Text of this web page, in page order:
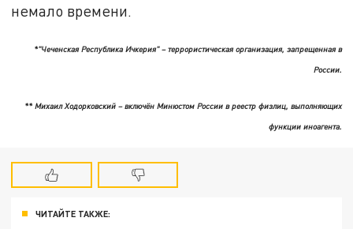
немало времени.
*"Чеченская Республика Ичкерия" – террористическая организация, запрещенная в
России.
** Михаил Ходорковский – включён Минюстом России в реестр физлиц, выполняющих
функции иноагента.
ЧИТАЙТЕ ТАКЖЕ: